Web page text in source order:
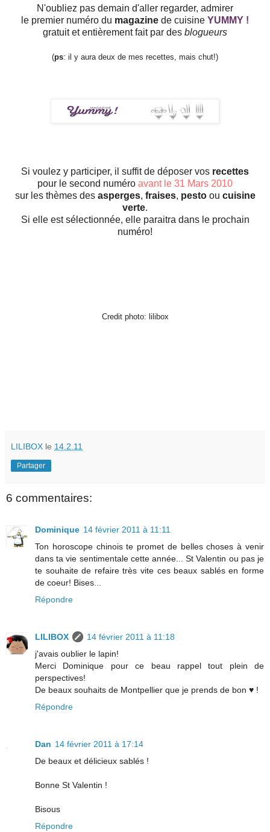
N'oubliez pas demain d'aller regarder, admirer
le premier numéro du magazine de cuisine YUMMY !
gratuit et entièrement fait par des blogueurs
(ps: il y aura deux de mes recettes, mais chut!)
Si voulez y participer, il suffit de déposer vos recettes
pour le second numéro avant le 31 Mars 2010
sur les thèmes des asperges, fraises, pestoou cuisine
verte.
Si elle est sélectionnée, elle paraitra dans le prochain
numéro!
Credit photo: lilibox
LILIBOX le 14.2.11
Partager
6 commentaires:
Dominique 14 février 2011 à 11:11
Ton horoscope chinois te promet de belles choses à venir
dans ta vie sentimentale cette année... St Valentin ou pas je
te souhaite de refaire très vite ces beaux sablés en forme
de coeur! Bises...
Répondre
LILIBOX
14 février 2011 à 11:18
j'avais oublier le lapin!
Merci Dominique pour ce beau rappel tout plein de
perspectives!
De beaux souhaits de Montpellier que je prends de bon ♥ !
Répondre
Dan 14 février 2011 à 17:14
De beaux et délicieux sablés !
Bonne St Valentin !
Bisous
Répondre